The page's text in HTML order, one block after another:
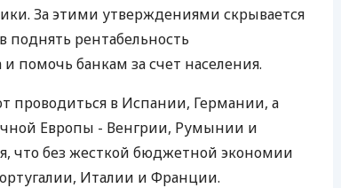
За этими утверждениями скрывается
поднять рентабельность
помочь банкам за счет населения.
в Испании, Германии, а
Европы - Венгрии, Румынии и
что без жесткой бюджетной экономии
Италии и Франции.